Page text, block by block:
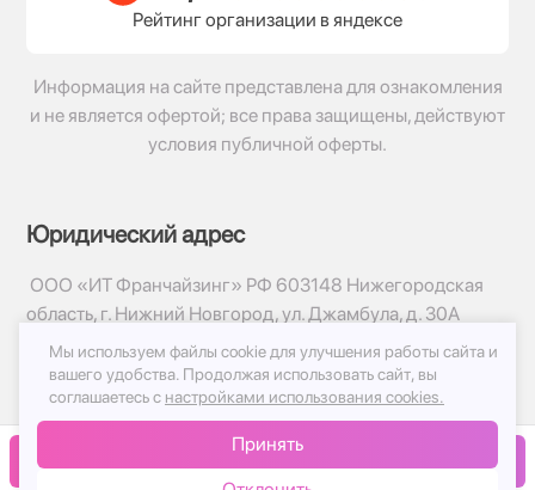
В корзину
Рейтинг организации в яндексе
Информация на сайте представлена для ознакомления
и не является офертой; все права защищены, действуют
условия публичной оферты.
Юридический адрес
ООО «ИТ Франчайзинг» РФ 603148 Нижегородская
область, г. Нижний Новгород, ул. Джамбула, д. 30А
© 2017-2026г, База Цветов 24.ру
Политика конфиденциальности
Публичная оферта
Мы используем файлы cookie для улучшения работы сайта и
вашего удобства. Продолжая использовать сайт, вы
соглашаетесь с настройками использования cookies.
Принять